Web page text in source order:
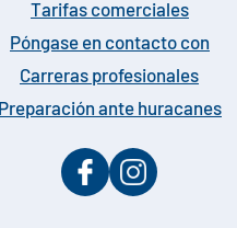
Tarifas comerciales
Póngase en contacto con
Carreras profesionales
Preparación ante huracanes